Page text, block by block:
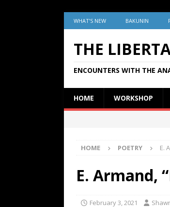
WHAT’S NEW BAKUNIN
THE
ENCOUNTERS WITH THE
HOME WORKSHOP
HOME POETRY E.
E. Armand,
February 3, 2021